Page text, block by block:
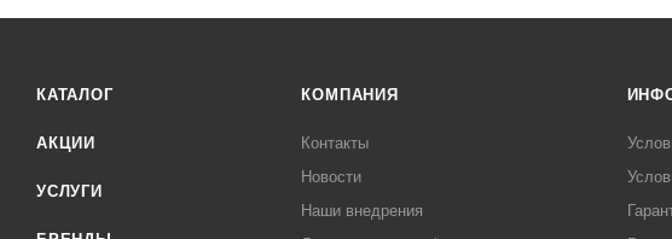
КАТАЛОГ
АКЦИИ
УСЛУГИ
КОМПАНИЯ
Контакты
Новости
Наши внедрения